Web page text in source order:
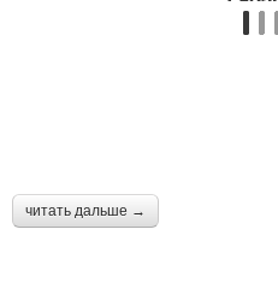
читать дальше →